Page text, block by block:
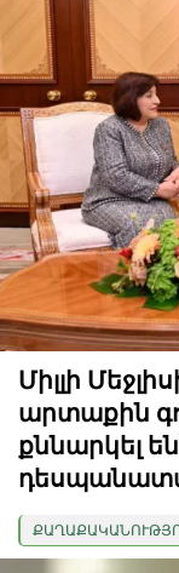
Միլլի
արտաքին
քննարկել